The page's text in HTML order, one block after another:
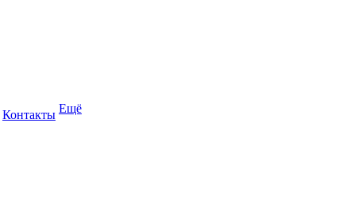
Контакты Ещё